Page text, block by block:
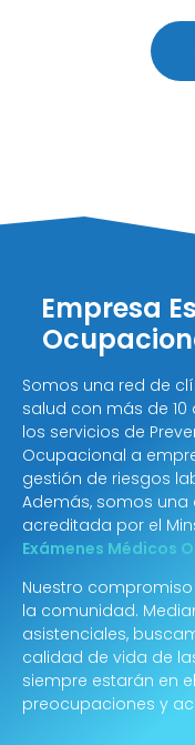
Empresa
Somos una red de
salud con más de
los servicios de
Ocupacional a
gestión de riesgos
Además, somos
acreditada por el
Exámenes Médicos
Nuestro
la comunidad.
asistenciales,
calidad de vida de
siempre estarán en
preocupaciones y